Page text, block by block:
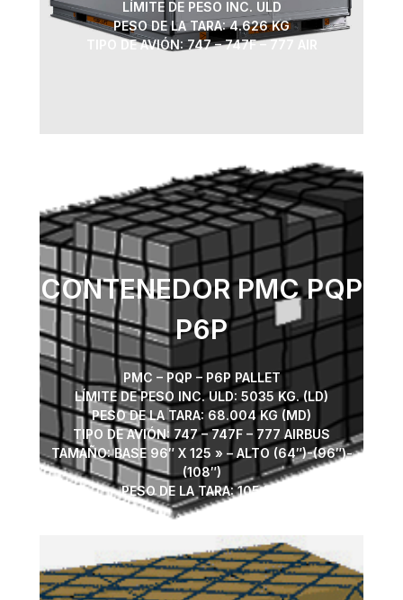
LÍMITE DE PESO INC. ULD
PESO DE LA TARA: 4.626 KG
TIPO DE AVIÓN: 747 – 747F – 777 AIR
CONTENEDOR PMC PQP
P6P
PMC – PQP – P6P PALLET
LÍMITE DE PESO INC. ULD: 5035 KG. (LD)
PESO DE LA TARA: 68.004 KG (MD)
TIPO DE AVIÓN: 747 – 747F – 777 AIRBUS
TAMAÑO: BASE 96″ X 125 » – ALTO (64″)-(96″)-
(108″)
PESO DE LA TARA: 105 KG